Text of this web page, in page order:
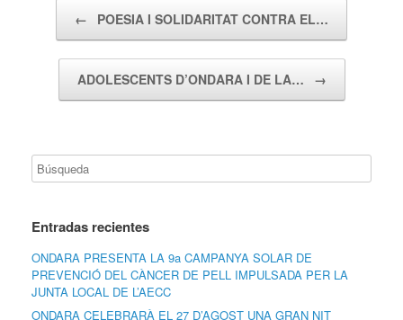
← POESIA I SOLIDARITAT CONTRA EL…
ADOLESCENTS D’ONDARA I DE LA… →
Entradas recientes
ONDARA PRESENTA LA 9a CAMPANYA SOLAR DE
PREVENCIÓ DEL CÀNCER DE PELL IMPULSADA PER LA
JUNTA LOCAL DE L’AECC
ONDARA CELEBRARÀ EL 27 D’AGOST UNA GRAN NIT